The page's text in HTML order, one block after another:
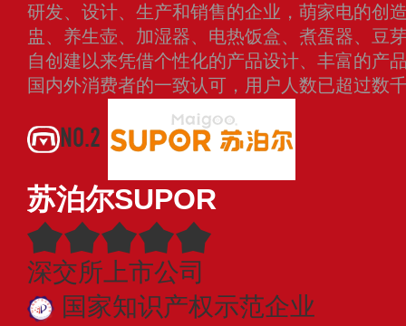
研发、设计、生产和销售的企业，萌家电的创
盅、养生壶、加湿器、电热饭盒、煮蛋器、豆
自创建以来凭借个性化的产品设计、丰富的产
国内外消费者的一致认可，用户人数已超过数
NO.2
苏泊尔SUPOR
深交所上市公司
国家知识产权示范企业